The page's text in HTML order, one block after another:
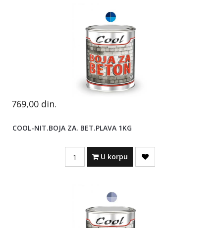
769,00 din.
COOL-NIT.BOJA ZA. BET.PLAVA 1KG
U korpu